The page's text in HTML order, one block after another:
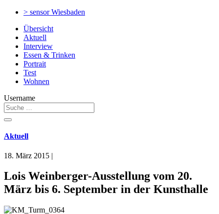
> sensorWiesbaden
Übersicht
Aktuell
Interview
Essen & Trinken
Portrait
Test
Wohnen
Username
Aktuell
18. März 2015 |
Lois Weinberger-Ausstellung vom 20.
März bis 6. September in der Kunsthalle